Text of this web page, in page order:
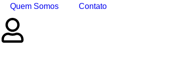
Quem Somos Contato